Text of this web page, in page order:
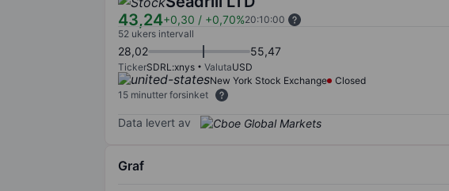
43,24+0,30 / +0,70%20:10:00
52 ukers intervall
28,02 55,47
TickerSDRL:xnys ValutaUSD
New York Stock Exchange
Closed
15 minutter forsinket
Data levert av
Graf